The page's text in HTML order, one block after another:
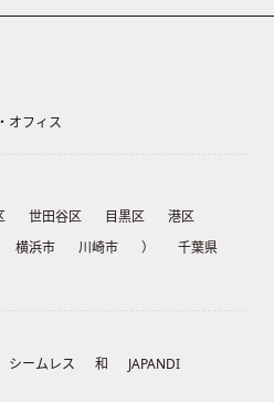
オフィス
世田谷区 目黒区
港区
横浜市 川崎市 ）
千葉県
シームレス 和
JAPANDI